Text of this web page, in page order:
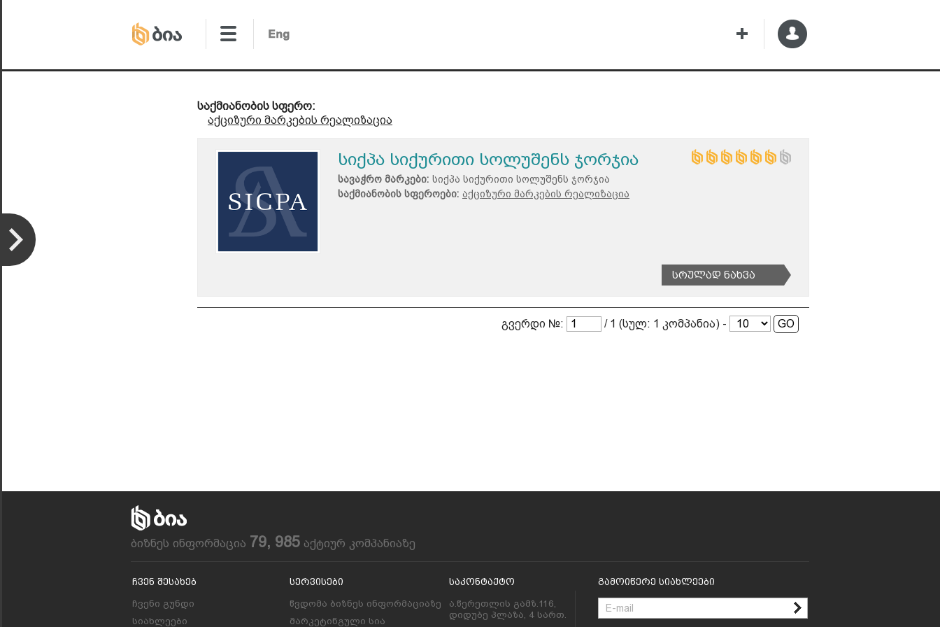
საქმიანობის სფერო:
აქციზური მარკების რეალიზაცია
სიქპა სიქურითი სოლუშენს ჯორჯია
სავაჭრო მარკები: სიქპა სიქურითი სოლუშენს ჯორჯია
საქმიანობის სფეროები: აქციზური მარკების რეალიზაცია
Სრულად Ნახვა
გვერდი №: / 1 (სულ: 1 კომპანია) -
ბიზნეს ინფორმაცია 79, 985 აქტიურ კომპანიაზე
Ჩვენ Შესახებ
ჩვენი გუნდი
სიახლეები
Სერვისები
წვდომა ბიზნეს ინფორმაციაზე
მარკეტინგული სია
Საკონტაქტო
ა.წერეთლის გამზ.116,
დიდუბე პლაზა, 4 სართ.
Გამოიწერე Სიახლეები